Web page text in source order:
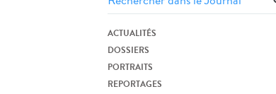
ACTUALITÉS
DOSSIERS
PORTRAITS
REPORTAGES